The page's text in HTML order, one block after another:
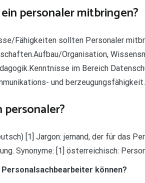
personaler mitbringen?
Fähigkeiten sollten Personaler
Organisation,
im Bereich
und
personaler?
[1] Jargon: jemand, der für das
Synonyme: [1] österreichisch:
Personalsachbearbeiter können?